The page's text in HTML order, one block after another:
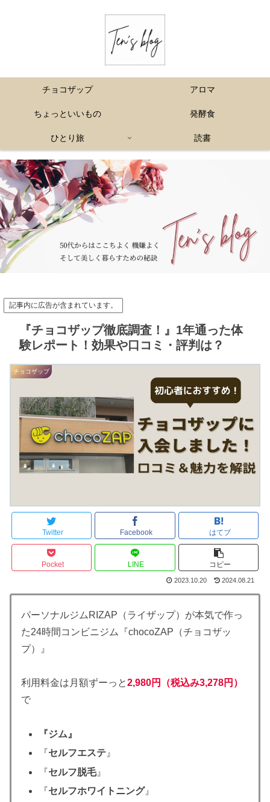
チョコザップ アロマ
ちょっといいもの 発酵食
ひとり旅 読書
記事内に広告が含まれています。
『チョコザップ徹底調査！』1年通った体
験レポート！効果や口コミ・評判は？
チョコザップ
Twitter Facebook はてブ
Pocket LINE コピー
2023.10.20 2024.08.21
パーソナルジムRIZAP（ライザップ）が本気で作っ
た24時間コンビニジム『chocoZAP（チョコザッ
プ）』
利用料金は月額ずーっと2,980円
（税込み3,278円）
で
『ジム』
『セルフエステ』
『セルフ脱毛』
『セルフホワイトニング』